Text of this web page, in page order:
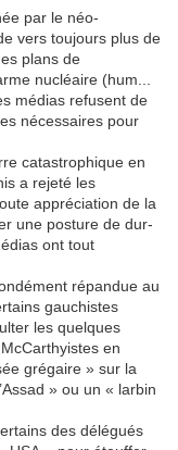
par le néo-
vers toujours plus de
plans de
nucléaire (hum...
médias refusent de
nécessaires pour
catastrophique en
a rejeté les
appréciation de la
une posture de dur-
ont tout
répandue au
gauchistes
les quelques
en
grégaire » sur la
» ou un « larbin
des délégués